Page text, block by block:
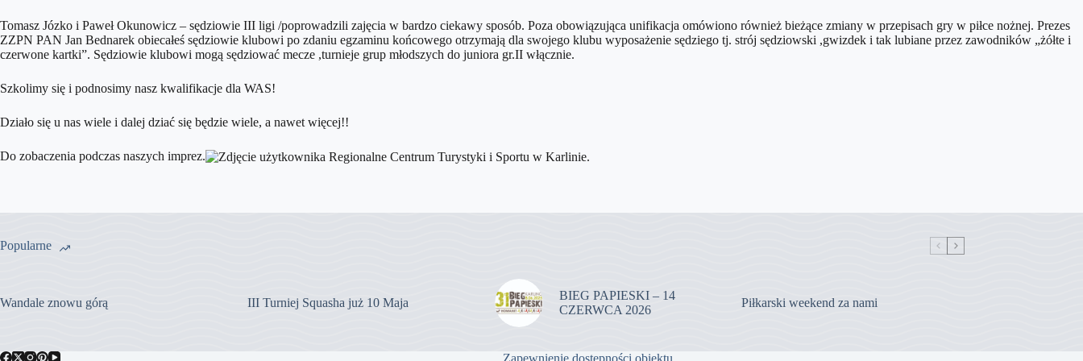
Tomasz Józko i Paweł Okunowicz – sędziowie III ligi /poprowadzili zajęcia w bardzo ciekawy sposób. Poza obowiązująca unifikacja omówiono również bieżące zmiany w przepisach gry w piłce nożnej. Prezes
ZZPN PAN Jan Bednarek obiecałeś sędziowie klubowi po zdaniu egzaminu końcowego otrzymają dla swojego klubu wyposażenie sędziego tj. strój sędziowski ,gwizdek i tak lubiane przez zawodników „żółte i
czerwone kartki”. Sędziowie klubowi mogą sędziować mecze ,turnieje grup młodszych do juniora gr.II włącznie.
Szkolimy się i podnosimy nasz kwalifikacje dla WAS!
Działo się u nas wiele i dalej dziać się będzie wiele, a nawet więcej!!
Do zobaczenia podczas naszych imprez.
Popularne
Wandale znowu górą III Turniej Squasha już 10 Maja
BIEG PAPIESKI – 14
CZERWCA 2026
Piłkarski weekend za nami